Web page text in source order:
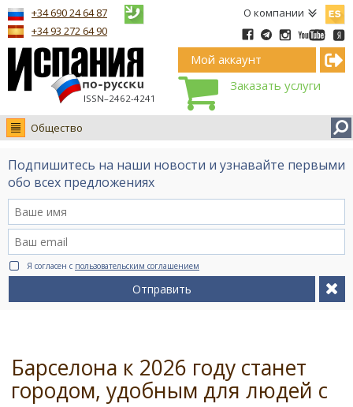
О компании
ISSN–2462-4241
+34 690 24 64 87
+34 93 272 64 90
Мой аккаунт
Заказать услуги
Общество
Новости
Интервью
Видео Ruso.TV
BCN life
Сервис на немецком
Подпишитесь на наши новости и узнавайте первыми
обо всех предложениях
Я согласен с пользовательским соглашением
Отправить
Барселона к 2026 году станет
городом, удобным для людей с